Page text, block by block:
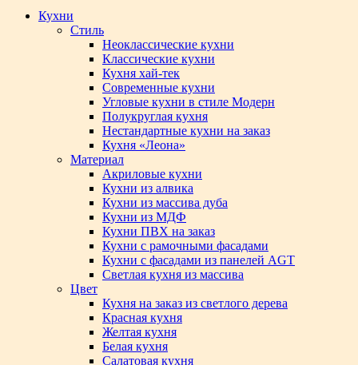
Кухни
Стиль
Неоклассические кухни
Классические кухни
Кухня хай-тек
Современные кухни
Угловые кухни в стиле Модерн
Полукруглая кухня
Нестандартные кухни на заказ
Кухня «Леона»
Материал
Акриловые кухни
Кухни из алвика
Кухни из массива дуба
Кухни из МДФ
Кухни ПВХ на заказ
Кухни с рамочными фасадами
Кухни с фасадами из панелей AGT
Светлая кухня из массива
Цвет
Кухня на заказ из светлого дерева
Красная кухня
Желтая кухня
Белая кухня
Салатовая кухня